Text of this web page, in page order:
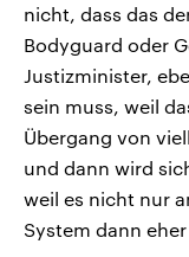
nicht, dass das
Bodyguard oder
Justizminister,
sein muss, weil
Übergang von
und dann wird
weil es nicht nur
System dann